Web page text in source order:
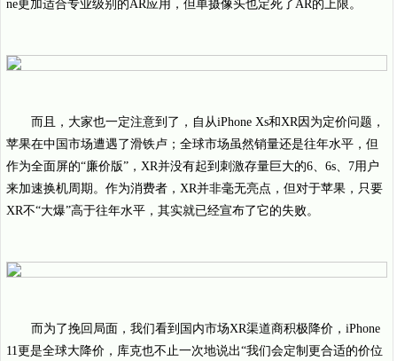
ne更加适合专业级别的AR应用，但单摄像头也定死了AR的上限。
而且，大家也一定注意到了，自从iPhone Xs和XR因为定价问题，
苹果在中国市场遭遇了滑铁卢；全球市场虽然销量还是往年水平，但
作为全面屏的“廉价版”，XR并没有起到刺激存量巨大的6、6s、7用户
来加速换机周期。作为消费者，XR并非毫无亮点，但对于苹果，只要
XR不“大爆”高于往年水平，其实就已经宣布了它的失败。
而为了挽回局面，我们看到国内市场XR渠道商积极降价，iPhone
11更是全球大降价，库克也不止一次地说出“我们会定制更合适的价位